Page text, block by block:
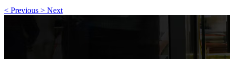
< Previous > Next